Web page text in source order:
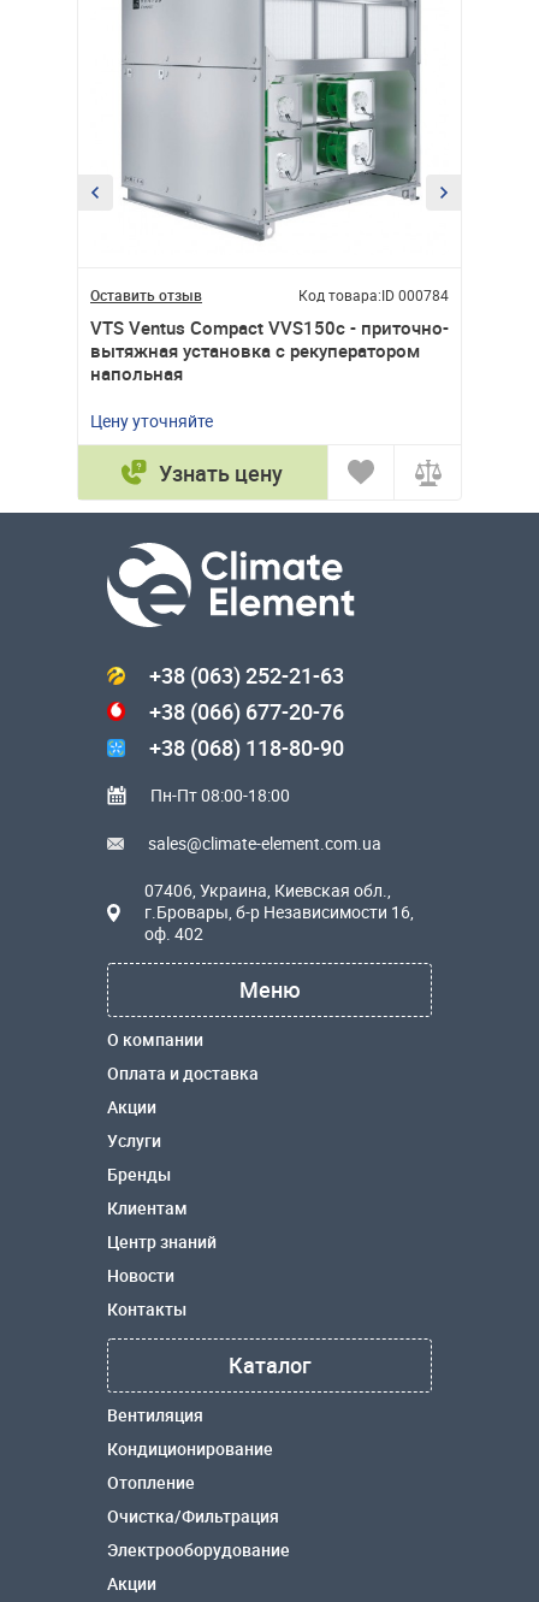
Оставить отзыв Код товара:ID 000784
VTS Ventus Compact VVS150c - приточно-
вытяжная установка с рекуператором
напольная
Цену уточняйте
Узнать цену
+38 (063) 252-21-63
+38 (066) 677-20-76
+38 (068) 118-80-90
Пн-Пт 08:00-18:00
sales@climate-element.com.ua
07406, Украина, Киевская обл.,
г.Бровары, б-р Независимости 16,
оф. 402
Меню
О компании
Оплата и доставка
Акции
Услуги
Бренды
Клиентам
Центр знаний
Новости
Контакты
Каталог
Вентиляция
Кондиционирование
Отопление
Очистка/Фильтрация
Электрооборудование
Акции